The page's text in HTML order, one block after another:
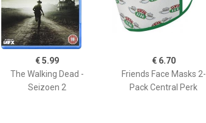
€ 5.99
The Walking Dead -
Seizoen 2
€ 6.70
Friends Face Masks 2-
Pack Central Perk